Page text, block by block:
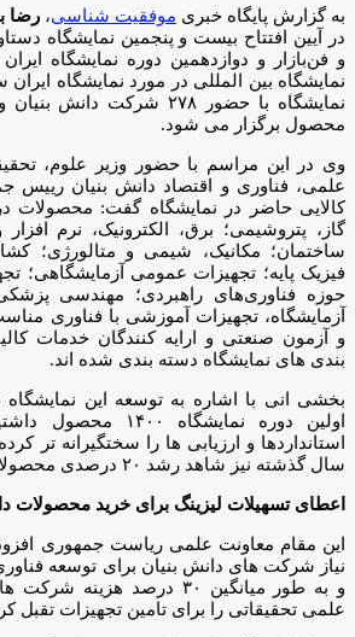
به گزارش پایگاه خبری موفقیت شناسی، رضا
در آیین افتتاح بیست و پنجمین نمایشگاه
و فن‌بازار و دوازدهمین دوره نمایشگاه
نمایشگاه بین المللی در مورد نمایشگاه
محصول برگزار می شود.
وی در این مراسم با حضور وزیر علوم،
علمی، فناوری و اقتصاد دانش بنیان رییس
گاز، پتروشیمی؛ برق، الکترونیک، نرم
ساختمان؛ مکانیک، شیمی و متالورژی؛
فیزیک پایه؛ تجهیزات عمومی آزمایشگاهی؛
حوزه فناوری‌های راهبردی؛ مهندسی
آزمایشگاه، تجهیزات آموزشی با فناوری
و آزمون صنعتی و ارایه کنندگان خدمات
بندی های نمایشگاه دسته بندی شده اند.
اولین دوره نمایشگاه
استانداردها و ارزیابی ها را سختگیرانه تر
سال گذشته نیز شاهد رشد ۲۰ درصدی محصولات هستیم.
اعطای تسهیلات لیزینگ برای خرید محصولات
این مقام معاونت علمی ریاست جمهوری
نیاز شرکت های دانش بنیان برای توسعه
و به طور میانگین ۳۰ درصد
علمی تحقیقاتی را برای تامین تجهیزات تقبل